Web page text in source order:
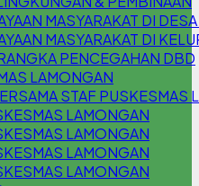
MASYARAKAT DI
MASYARAKAT DI
PENCEGAHAN DBD
LAMONGAN
STAF PUSKESMAS
LAMONGAN
LAMONGAN
LAMONGAN
LAMONGAN